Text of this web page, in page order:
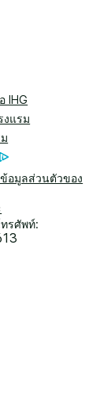
IHG
แรม
อมูลส่วนตัวของ
รศัพท์: